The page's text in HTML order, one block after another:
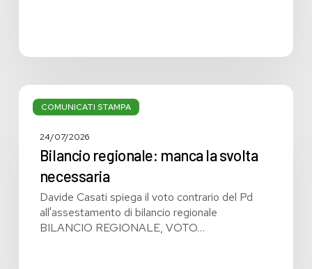
COMUNICATI STAMPA
Bilancio
regionale:
svolta
24/07/2026
Bilancio regionale: manca la svolta
necessaria
Davide Casati spiega il voto contrario del Pd
all'assestamento di bilancio regionale
BILANCIO REGIONALE, VOTO…